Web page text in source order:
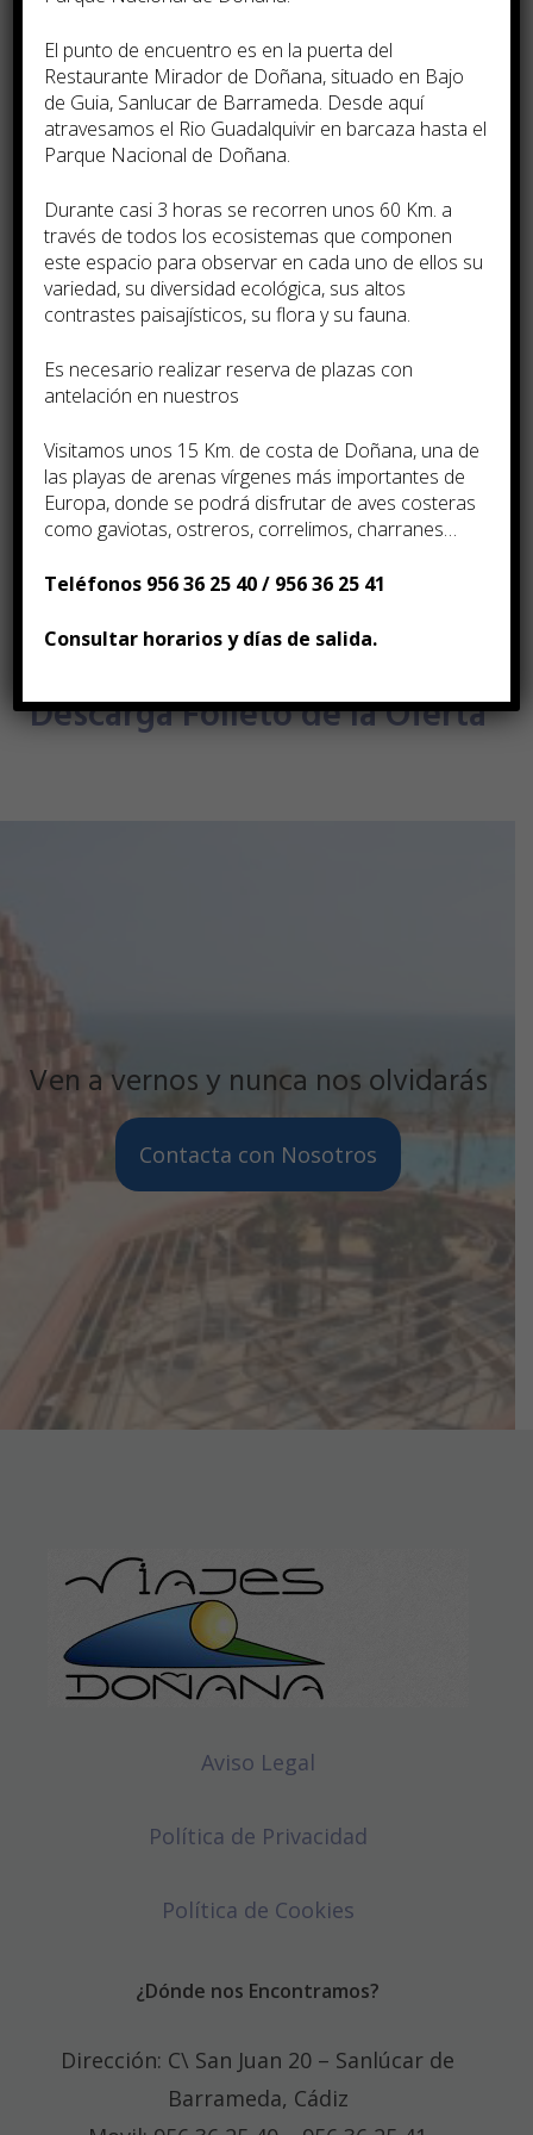
Descarga Folleto de la Oferta
Ven a vernos y nunca nos olvidarás
Contacta con Nosotros
Aviso Legal
Política de Privacidad
Política de Cookies
¿Dónde nos Encontramos?
Dirección: C\ San Juan 20 – Sanlúcar de
Barrameda, Cádiz
El punto de encuentro es en la puerta del
Restaurante Mirador de Doñana, situado en Bajo
de Guia, Sanlucar de Barrameda. Desde aquí
atravesamos el Rio Guadalquivir en barcaza hasta el
Parque Nacional de Doñana.
Durante casi 3 horas se recorren unos 60 Km. a
través de todos los ecosistemas que componen
este espacio para observar en cada uno de ellos su
variedad, su diversidad ecológica, sus altos
contrastes paisají­sticos, su flora y su fauna.
Es necesario realizar reserva de plazas con
antelación en nuestros
Visitamos unos 15 Km. de costa de Doñana, una de
las playas de arenas ví­rgenes más importantes de
Europa, donde se podrá disfrutar de aves costeras
como gaviotas, ostreros, correlimos, charranes…
Teléfonos 956 36 25 40 / 956 36 25 41
Consultar horarios y días de salida.